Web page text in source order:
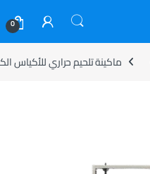
0
ماكينة تلحيم حراري للأكياس